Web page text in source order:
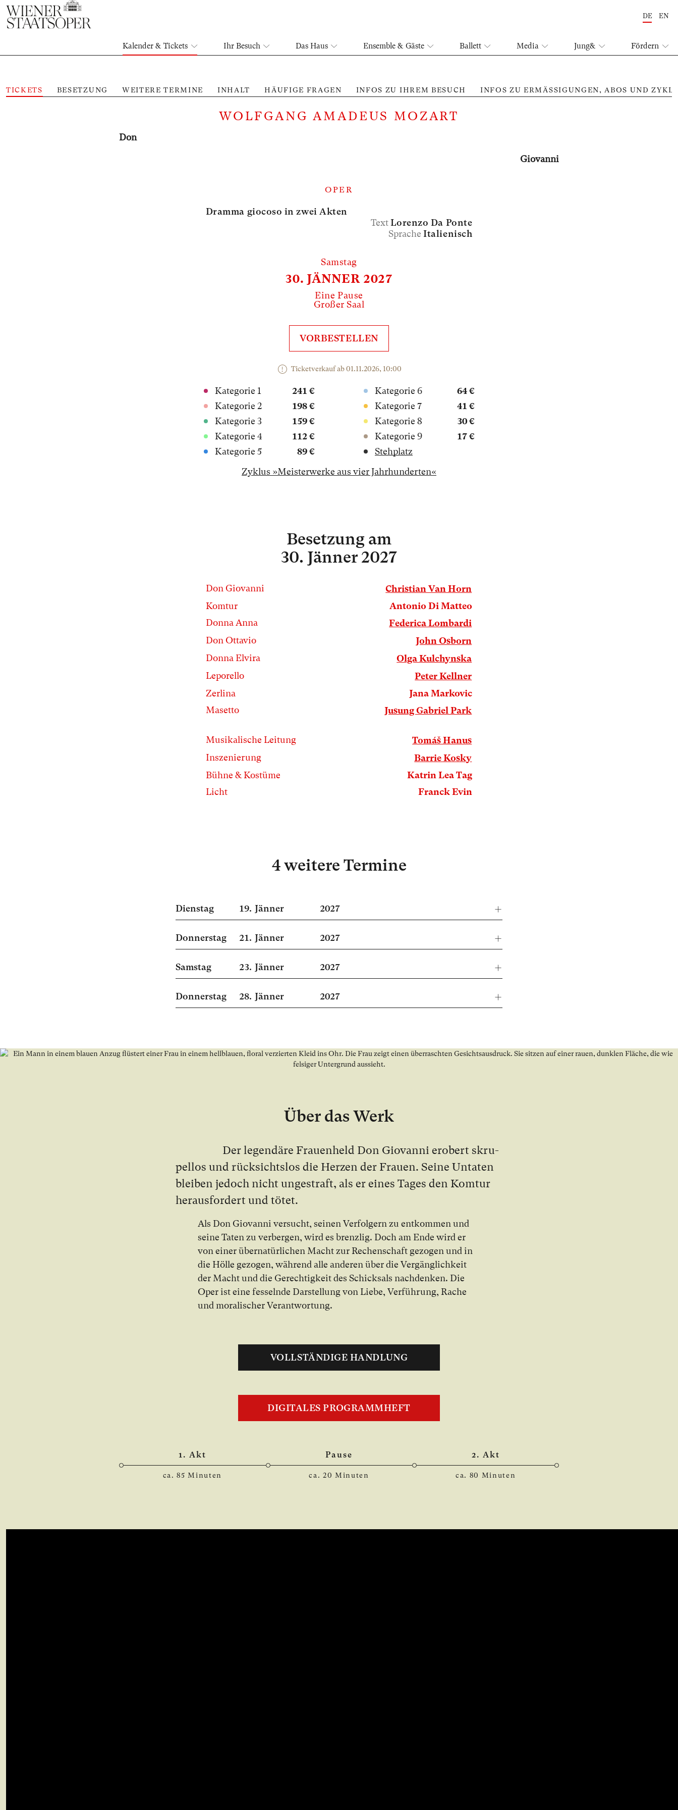
DE EN
Kalender & Tickets Ihr Besuch Das Haus Ensemble & Gäste Ballett Media Jung& Fördern
TICKETS BESETZUNG WEITERE TERMINE INHALT HÄUFIGE FRAGEN INFOS ZU IHREM BESUCH INFOS ZU ERMÄSSIGUNGEN, ABOS UND
WOLFGANG AMADEUS MOZART
Don
Giovanni
OPER
Dramma giocoso in zwei Akten
TextLorenzo Da Ponte
SpracheItalienisch
Samstag
30. JÄNNER 2027
Eine Pause
Großer Saal
VORBESTELLEN
Ticketverkauf ab 01.11.2026, 10:00
Kategorie 1
241 €
Kategorie 2
198 €
Kategorie 3
159 €
Kategorie 4
112 €
Kategorie 5
89 €
Kategorie 6
64 €
Kategorie 7
41 €
Kategorie 8
30 €
Kategorie 9
17 €
Stehplatz
Zyklus »Meisterwerke aus vier Jahrhunderten«
Besetzung am
30. Jänner 2027
Don Giovanni
Christian Van Horn
Komtur
Antonio Di Matteo
Donna Anna
Federica Lombardi
Don Ottavio
John Osborn
Donna Elvira
Olga Kulchynska
Leporello
Peter Kellner
Zerlina
Jana Markovic
Masetto
Jusung Gabriel Park
Musikalische Leitung
Tomáš Hanus
Inszenierung
Barrie Kosky
Bühne & Kostüme
Katrin Lea Tag
Licht
Franck Evin
4 weitere Termine
Dienstag 19. Jänner 2027
Donnerstag 21. Jänner 2027
Samstag 23. Jänner 2027
Donnerstag 28. Jänner 2027
Über das Werk
Der le­gen­dä­re Frau­en­held Don Giovanni er­obert skru­
pel­los und rück­sichts­los die Her­zen der Frau­en. Sei­ne Un­ta­ten
blei­ben je­doch nicht un­ge­straft, als er ei­nes Ta­ges den Kom­tur
her­aus­for­dert und tö­tet.
Als Don Giovanni ver­sucht, sei­nen Ver­fol­gern zu ent­kom­men und
sei­ne Ta­ten zu ver­ber­gen, wird es brenz­lig. Doch am En­de wird er
von ei­ner über­na­tür­li­chen Macht zur Re­chen­schaft ge­zo­gen und in
die Höl­le ge­zo­gen, wäh­rend al­le an­de­ren über die Ver­gäng­lich­keit
der Macht und die Ge­rech­tig­keit des Schick­sals nach­den­ken. Die
Oper ist ei­ne fes­seln­de Dar­stel­lung von Lie­be, Ver­füh­rung, Ra­che
und mo­ra­li­scher Ver­ant­wor­tung.
VOLLSTÄNDIGE HANDLUNG
DIGITALES PROGRAMMHEFT
1. Akt
ca. 85 Minuten
Pause
ca. 20 Minuten
2. Akt
ca. 80 Minuten